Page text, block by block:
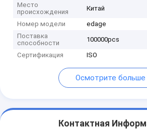
Место
происхождения
Китай
Номер модели
edage
Поставка
способности
100000pcs
Сертификация ISO
Осмотрите больше
Контактная